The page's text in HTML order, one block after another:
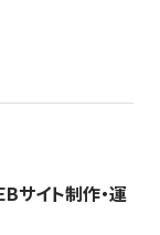
サイト制作・運